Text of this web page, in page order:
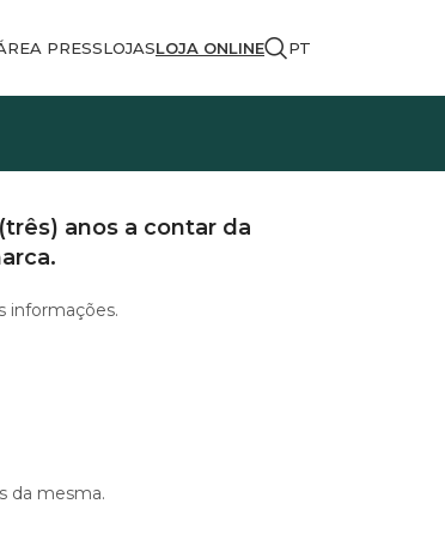
PRESSLOJASLOJA ONLINE PT
anos a contar da
informações.
da mesma.